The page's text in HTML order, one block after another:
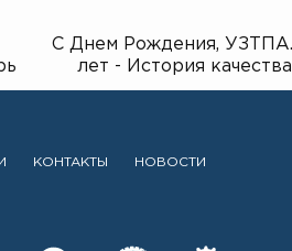
С Днем Рождения, УЗТПА.
лет - История качества
КОНТАКТЫ НОВОСТИ